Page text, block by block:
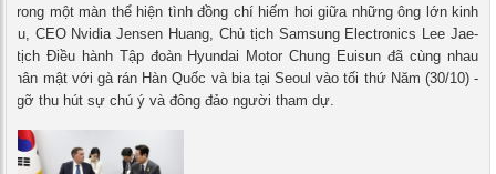
Trong một màn thể hiện tình đồng chí hiếm hoi giữa những ông lớn kinh
CEO Nvidia Jensen Huang, Chủ tịch Samsung Electronics Lee Jae-
tịch Điều hành Tập đoàn Hyundai Motor Chung Euisun đã cùng nhau
thân mật với gà rán Hàn Quốc và bia tại Seoul vào tối thứ Năm (30/10) -
gỡ thu hút sự chú ý và đông đảo người tham dự.